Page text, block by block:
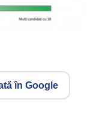
în Google